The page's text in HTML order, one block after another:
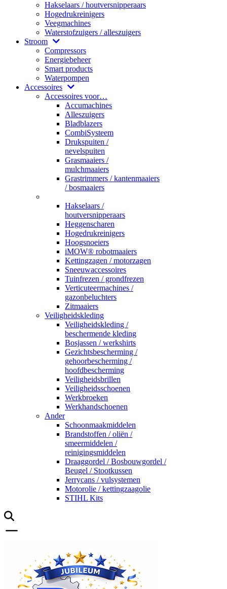
Hakselaars / houtversnipperaars
Hogedrukreinigers
Veegmachines
Waterstofzuigers / alleszuigers
Stroom
Compressors
Energiebeheer
Smart products
Waterpompen
Accessoires
Accessoires voor…
Accumachines
Alleszuigers
Bladblazers
CombiSysteem
Drukspuiten /
nevelspuiten
Grasmaaiers /
mulchmaaiers
Grastrimmers / kantenmaaiers
/ bosmaaiers
Hakselaars /
houtversnipperaars
Heggenscharen
Hogedrukreinigers
Hoogsnoeiers
iMOW® robotmaaiers
Kettingzagen / motorzagen
Sneeuwaccessoires
Tuinfrezen / grondfrezen
Verticuteermachines /
gazonbeluchters
Zitmaaiers
Veiligheidskleding
Veiligheidskleding /
beschermende kleding
Bosjassen / werkshirts
Gezichtsbescherming /
gehoorbescherming /
hoofdbescherming
Veiligheidsbrillen
Veiligheidsschoenen
Werkbroeken
Werkhandschoenen
Ander
Schoonmaakmiddelen
Brandstoffen / oliën /
smeermiddelen /
reinigingsmiddelen
Draaggordel / Bosbouwgordel /
Beugel / Stootkussen
Jerrycans / vulsystemen
Motorolie / kettingzaagolie
STIHL Kits